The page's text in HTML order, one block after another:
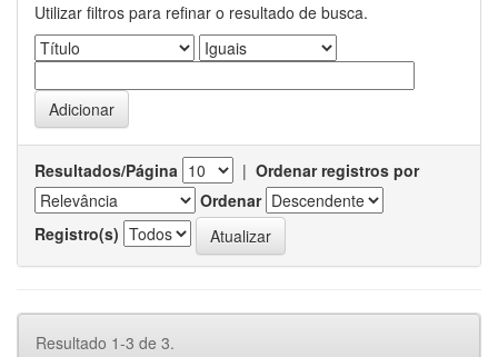
Utilizar filtros para refinar o resultado de busca.
Resultados/Página | Ordenar registros por
Ordenar
Registro(s)
Resultado 1-3 de 3.